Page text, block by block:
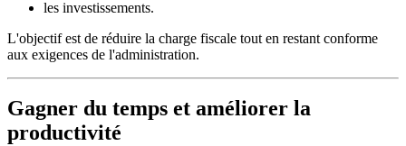
les investissements.
L'objectif est de réduire la charge fiscale tout en restant conforme
aux exigences de l'administration.
Gagner du temps et améliorer la
productivité